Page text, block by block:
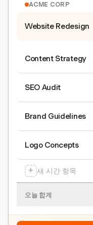
ACME CORP
Website Redesign
Content Strategy
SEO Audit
Brand Guidelines
Logo Concepts
+ 새 시간 항목
오늘 합계